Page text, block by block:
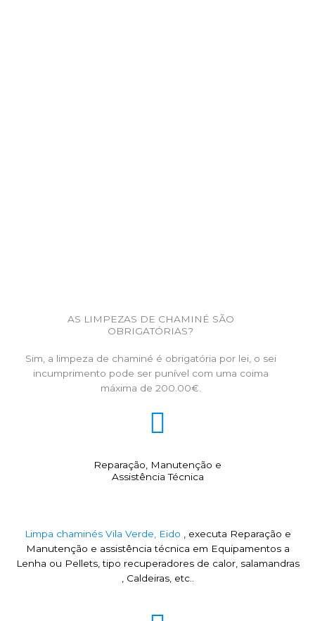
AS LIMPEZAS DE CHAMINÉ SÃO
OBRIGATÓRIAS?
Sim, a limpeza de chaminé é obrigatória por lei, o sei
incumprimento pode ser punível com uma coima
máxima de 200.00€.
Reparação, Manutenção e
Assistência Técnica
Limpa chaminés Vila Verde, Eido , executa Reparação e
Manutenção e assistência técnica em Equipamentos a
Lenha ou Pellets, tipo recuperadores de calor, salamandras
, Caldeiras, etc..